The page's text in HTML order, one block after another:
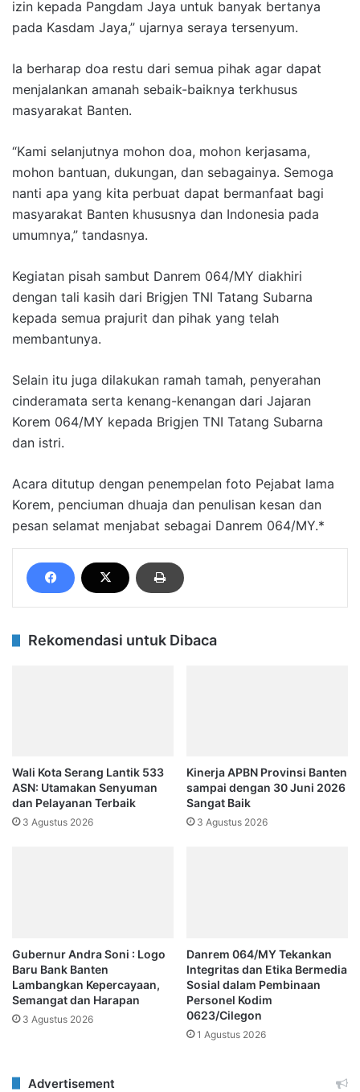
izin kepada Pangdam Jaya untuk banyak bertanya
pada Kasdam Jaya,” ujarnya seraya tersenyum.
Ia berharap doa restu dari semua pihak agar dapat
menjalankan amanah sebaik-baiknya terkhusus
masyarakat Banten.
“Kami selanjutnya mohon doa, mohon kerjasama,
mohon bantuan, dukungan, dan sebagainya. Semoga
nanti apa yang kita perbuat dapat bermanfaat bagi
masyarakat Banten khususnya dan Indonesia pada
umumnya,” tandasnya.
Kegiatan pisah sambut Danrem 064/MY diakhiri
dengan tali kasih dari Brigjen TNI Tatang Subarna
kepada semua prajurit dan pihak yang telah
membantunya.
Selain itu juga dilakukan ramah tamah, penyerahan
cinderamata serta kenang-kenangan dari Jajaran
Korem 064/MY kepada Brigjen TNI Tatang Subarna
dan istri.
Acara ditutup dengan penempelan foto Pejabat lama
Korem, penciuman dhuaja dan penulisan kesan dan
pesan selamat menjabat sebagai Danrem 064/MY.*
Rekomendasi untuk Dibaca
Wali Kota Serang Lantik 533
ASN: Utamakan Senyuman
dan Pelayanan Terbaik
3 Agustus 2026
Kinerja APBN Provinsi Banten
sampai dengan 30 Juni 2026
Sangat Baik
3 Agustus 2026
Gubernur Andra Soni : Logo
Baru Bank Banten
Lambangkan Kepercayaan,
Semangat dan Harapan
3 Agustus 2026
Danrem 064/MY Tekankan
Integritas dan Etika Bermedia
Sosial dalam Pembinaan
Personel Kodim
0623/Cilegon
1 Agustus 2026
Advertisement